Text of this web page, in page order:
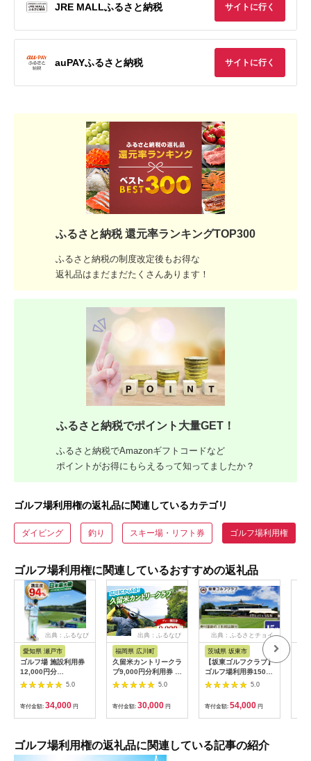
JRE MALLふるさと納税 サイトに行く
auPAYふるさと納税 サイトに行く
ふるさと納税 還元率ランキングTOP300
ふるさと納税の制度改定後もお得な
返礼品はまだまだたくさんあります！
ふるさと納税でポイント大量GET！
ふるさと納税でAmazonギフトコードなど
ポイントがお得にもらえるって知ってましたか？
ゴルフ場利用権の返礼品に関連しているカテゴリ
ダイビング 釣り スキー場・リフト券 ゴルフ場利用権
ゴルフ場利用権に関連しているおすすめの返礼品
出典：ふるなび
愛知県 瀬戸市
ゴルフ場 施設利用券
12,000円分
[BBEC002]ゴルフ倶
楽部大樹 瀬戸店
5.0
寄付金額: 34,000 円
出典：ふるなび
福岡県 広川町
久留米カントリークラ
ブ9,000円分利用券 /
ゴルフ[AFAD007]
5.0
寄付金額: 30,000 円
出典：ふるさとチョイ
茨城県 坂東市
【坂東ゴルフクラブ】
ゴルフ場利用券15000
円分（寄付金額の3割
相当額分） ／ ゴルフ
プレー 都心から1時間
利用券 ゴルフ場 チケ
ット 茨城 ゴルフ 予約
立地 ゴルフラウンド
アウトドア スポーツ
5.0
寄付金額: 54,000 円
ゴルフ場利用権の返礼品に関連している記事の紹介